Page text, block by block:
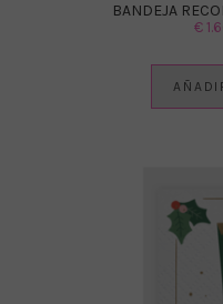
BANDEJA
€